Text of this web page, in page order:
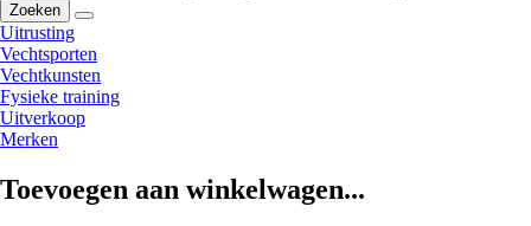
Zoeken
Uitrusting
Vechtsporten
Vechtkunsten
Fysieke training
Uitverkoop
Merken
Toevoegen aan winkelwagen...